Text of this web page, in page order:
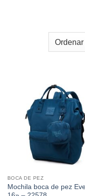
BOCA DE PEZ
Mochila boca de pez